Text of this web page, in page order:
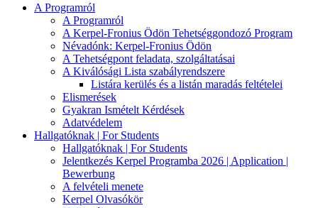
A Programról
A Programról
A Kerpel-Fronius Ödön Tehetséggondozó Program
Névadónk: Kerpel-Fronius Ödön
A Tehetségpont feladata, szolgáltatásai
A Kiválósági Lista szabályrendszere
Listára kerülés és a listán maradás feltételei
Elismerések
Gyakran Ismételt Kérdések
Adatvédelem
Hallgatóknak | For Students
Hallgatóknak | For Students
Jelentkezés Kerpel Programba 2026 | Application |
Bewerbung
A felvételi menete
Kerpel Olvasókör